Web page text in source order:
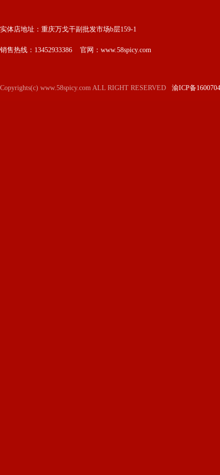
实体店地址：重庆万戈干副批发市场b层159-1
销售热线：13452933386 官网：www.58spicy.com
Copyrights(c) www.58spicy.com ALL RIGHT RESERVED 渝ICP备